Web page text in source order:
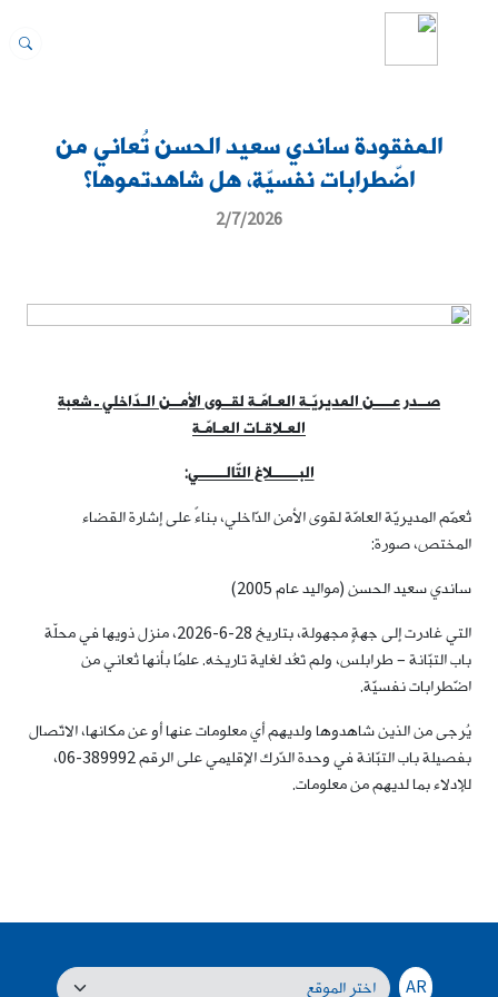
المفقودة ساندي سعيد الحسن تُعاني من
اضّطرابات نفسيّة، هل شاهدتموها؟
2/7/2026
صــدر عــــن المديريّـة العـامّـة لقــوى الأمــن الـدّاخلي ـ شعبة
العـلاقـات العـامّـة
البــــــلاغ التّالــــــي:
تُعمّم المديريّة العامّة لقوى الأمن الدّاخلي، بناءً على إشارة القضاء
المختص، صورة:
ساندي سعيد الحسن (مواليد عام 2005)
التي غادرت إلى جهةٍ مجهولة، بتاريخ 28-6-2026، منزل ذويها في محلّة
باب التبّانة – طرابلس، ولم تَعُد لغاية تاريخه. علمًا بأنها تُعاني من
اضّطرابات نفسيّة.
يُرجى من الذين شاهدوها ولديهم أي معلومات عنها أو عن مكانها، الاتّصال
بفصيلة باب التبّانة في وحدة الدّرك الإقليمي على الرقم 389992-06،
للإدلاء بما لديهم من معلومات.
AR